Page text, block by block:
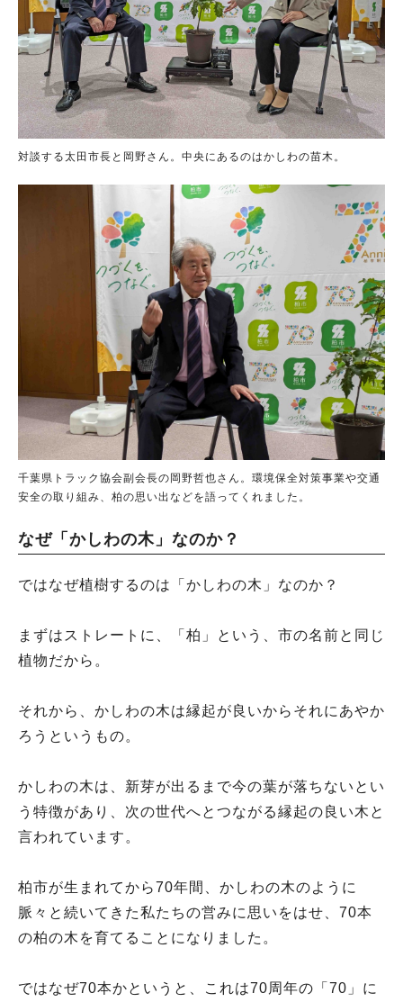
対談する太田市長と岡野さん。中央にあるのはかしわの苗木。
千葉県トラック協会副会長の岡野哲也さん。環境保全対策事業や交通
安全の取り組み、柏の思い出などを語ってくれました。
なぜ「かしわの木」なのか？
ではなぜ植樹するのは「かしわの木」なのか？
まずはストレートに、「柏」という、市の名前と同じ
植物だから。
それから、かしわの木は縁起が良いからそれにあやか
ろうというもの。
かしわの木は、新芽が出るまで今の葉が落ちないとい
う特徴があり、次の世代へとつながる縁起の良い木と
言われています。
柏市が生まれてから70年間、かしわの木のように
脈々と続いてきた私たちの営みに思いをはせ、70本
の柏の木を育てることになりました。
ではなぜ70本かというと、これは70周年の「70」に